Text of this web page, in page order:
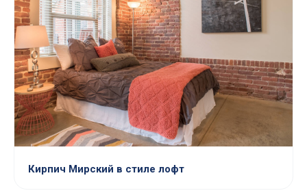
Кирпич Мирский в стиле лофт